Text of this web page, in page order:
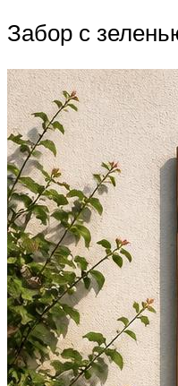
Забор с